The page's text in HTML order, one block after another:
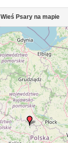
Wieś Psary na mapie